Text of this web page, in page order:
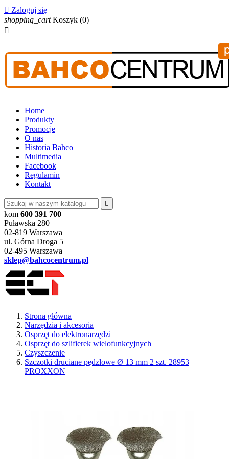
 Zaloguj się
shopping_cart Koszyk (0)

Home
Produkty
Promocje
O nas
Historia Bahco
Multimedia
Facebook
Regulamin
Kontakt

kom 600 391 700
Puławska 280
02-819 Warszawa
ul. Górna Droga 5
02-495 Warszawa
sklep@bahcocentrum.pl
Strona główna
Narzędzia i akcesoria
Osprzęt do elektronarzędzi
Osprzęt do szlifierek wielofunkcyjnych
Czyszczenie
Szczotki druciane pędzlowe Ø 13 mm 2 szt. 28953
PROXXON